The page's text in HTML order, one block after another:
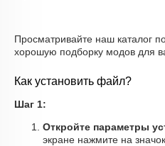
Просматривайте наш каталог
хорошую подборку модов для
Как установить файл?
Шаг 1:
Откройте параметры
экране нажмите на